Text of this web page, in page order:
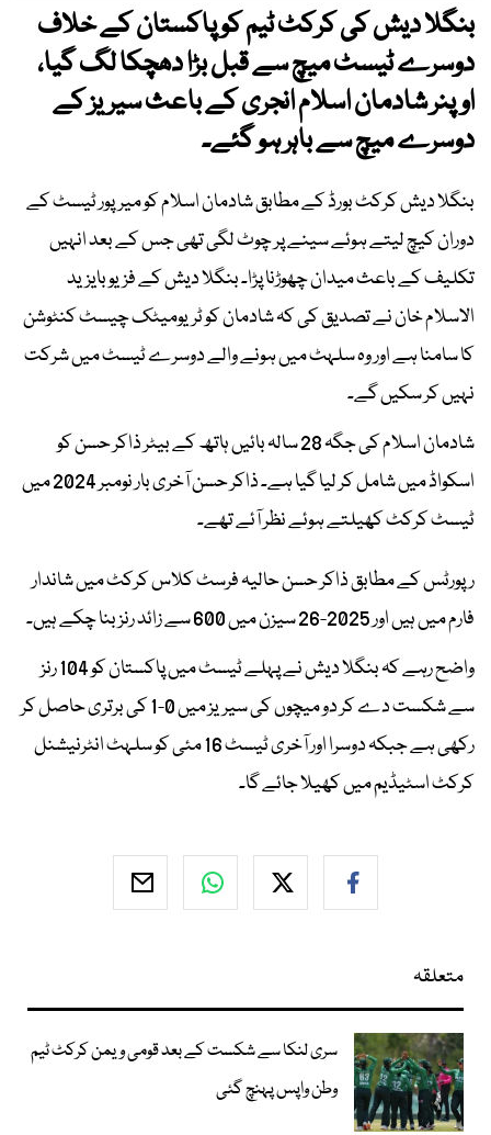
بنگلا دیش کی کرکٹ ٹیم کو پاکستان کے خلاف
دوسرے ٹیسٹ میچ سے قبل بڑا دھچکا لگ گیا،
اوپنر شادمان اسلام انجری کے باعث سیریز کے
دوسرے میچ سے باہر ہو گئے۔
بنگلا دیش کرکٹ بورڈ کے مطابق شادمان اسلام کو میرپور ٹیسٹ کے
دوران کیچ لیتے ہوئے سینے پر چوٹ لگی تھی جس کے بعد انہیں
تکلیف کے باعث میدان چھوڑنا پڑا۔ بنگلا دیش کے فزیو بایزید
الاسلام خان نے تصدیق کی کہ شادمان کو ٹریومیٹک چیسٹ کنٹوشن
کا سامنا ہے اور وہ سلہٹ میں ہونے والے دوسرے ٹیسٹ میں شرکت
نہیں کر سکیں گے۔
شادمان اسلام کی جگہ 28 سالہ بائیں ہاتھ کے بیٹر ذاکر حسن کو
اسکواڈ میں شامل کر لیا گیا ہے۔ ذاکر حسن آخری بار نومبر 2024 میں
ٹیسٹ کرکٹ کھیلتے ہوئے نظر آئے تھے۔
رپورٹس کے مطابق ذاکر حسن حالیہ فرسٹ کلاس کرکٹ میں شاندار
فارم میں ہیں اور 2025-26 سیزن میں 600 سے زائد رنز بنا چکے ہیں۔
واضح رہے کہ بنگلا دیش نے پہلے ٹیسٹ میں پاکستان کو 104 رنز
سے شکست دے کر دو میچوں کی سیریز میں 0-1 کی برتری حاصل کر
رکھی ہے جبکہ دوسرا اور آخری ٹیسٹ 16 مئی کو سلہٹ انٹرنیشنل
کرکٹ اسٹیڈیم میں کھیلا جائے گا۔
متعلقہ
سری لنکا سے شکست کے بعد قومی ویمن کرکٹ ٹیم
وطن واپس پہنچ گئی